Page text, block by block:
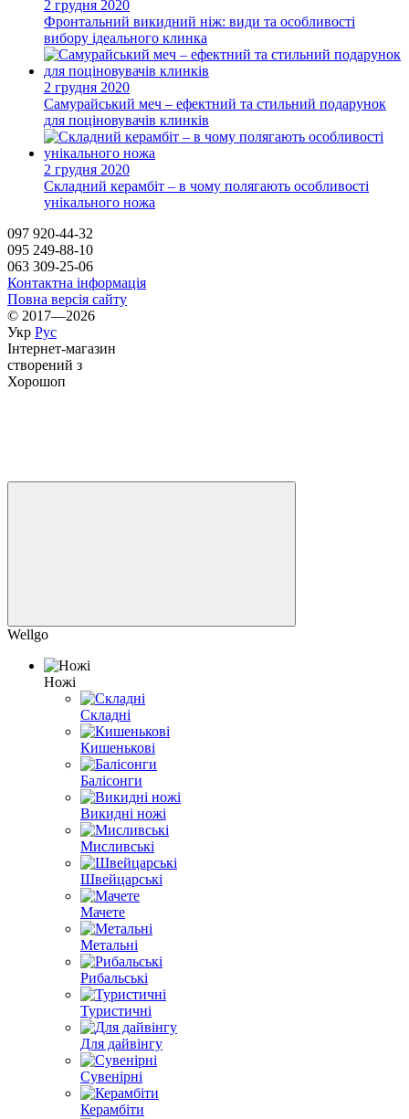
2 грудня 2020
Фронтальний викидний ніж: види та особливості
вибору ідеального клинка
2 грудня 2020
Самурайський меч – ефектний та стильний подарунок
для поціновувачів клинків
2 грудня 2020
Складний керамбіт – в чому полягають особливості
унікального ножа
097 920-44-32
095 249-88-10
063 309-25-06
Контактна інформація
Повна версія сайту
© 2017—2026
Укр Рус
Інтернет-магазин
створений з
Хорошоп
Wellgo
Ножі
Складні
Кишенькові
Балісонги
Викидні ножі
Мисливські
Швейцарські
Мачете
Метальні
Рибальські
Туристичні
Для дайвінгу
Сувенірні
Керамбіти